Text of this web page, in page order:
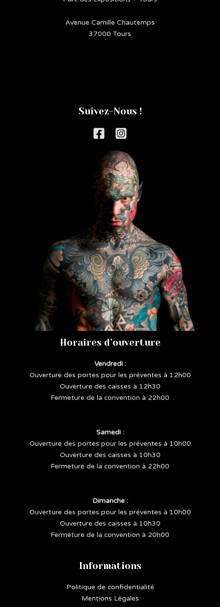
Avenue Camille Chautemps
37000 Tours
Suivez-Nous !
Horaires d’ouverture
Vendredi :
Ouverture des portes pour les préventes à 12h00
Ouverture des caisses à 12h30
Fermeture de la convention à 22h00
Samedi :
Ouverture des portes pour les préventes à 10h00
Ouverture des caisses à 10h30
Fermeture de la convention à 22h00
Dimanche :
Ouverture des portes pour les préventes à 10h00
Ouverture des caisses à 10h30
Fermeture de la convention à 20h00
Informations
Politique de confidentialité
Mentions Légales